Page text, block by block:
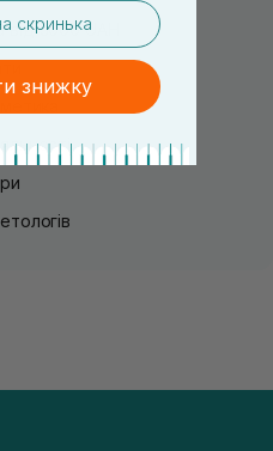
3000 UAH
знижку